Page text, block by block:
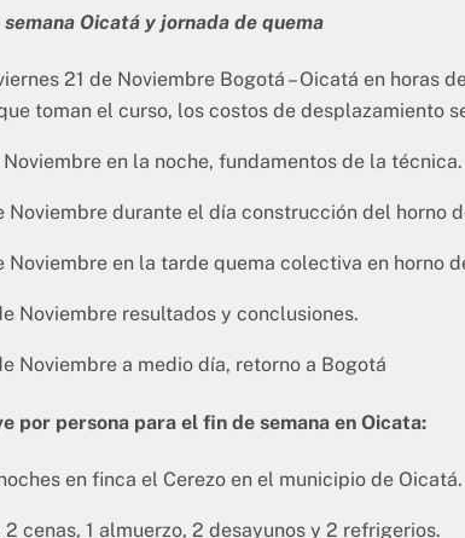
semana Oicatá y jornada de quema
21 de Noviembre Bogotá – Oicatá en
toman el curso, los costos de desplazamiento
Noviembre en la noche, fundamentos de la técnica.
Noviembre durante el día construcción del horno
Noviembre en la tarde quema colectiva en horno
Noviembre resultados y conclusiones.
Noviembre a medio día, retorno a Bogotá
por persona para el fin de semana en Oicata:
en finca el Cerezo en el municipio de Oicatá.
cenas, 1 almuerzo, 2 desayunos y 2 refrigerios.